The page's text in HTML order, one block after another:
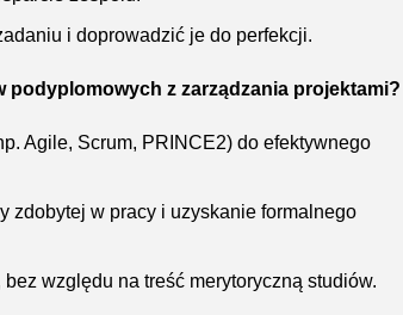
i doprowadzić je do perfekcji.
podyplomowych z zarządzania projektami?
Agile, Scrum, PRINCE2) do efektywnego
zdobytej w pracy i uzyskanie formalnego
względu na treść merytoryczną studiów.